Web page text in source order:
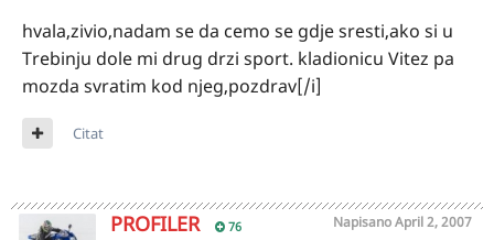
hvala,zivio,nadam se da cemo se gdje sresti,ako si u
Trebinju dole mi drug drzi sport. kladionicu Vitez pa
mozda svratim kod njeg,pozdrav[/i]
Citat
PROFILER 76 NapisanoApril 2, 2007